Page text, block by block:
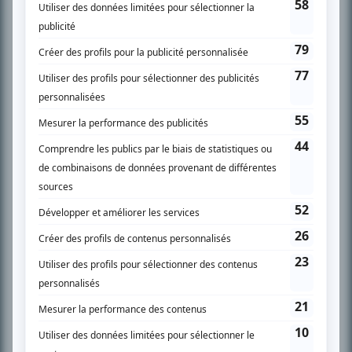
SUR LE RÉSEAU BIZZ MÉDIA
PLAN DU SITE
Accueil
Liste des oeuvres
Recherche avancée
À propos
Nous contacter
Termes et conditions
Politique de confidentialité
Gestion du consentement